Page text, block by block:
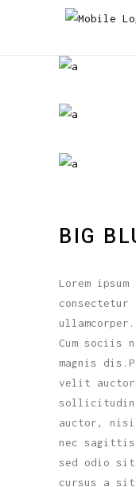
BIG
Lorem
Cum sociis
magnis
velit auctor
sollicitudin,
auctor,
nec
sed odio sit
cursus a sit